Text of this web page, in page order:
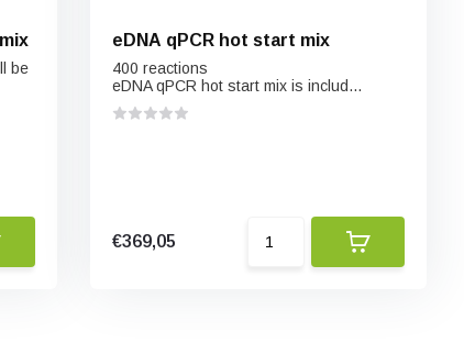
be
eDNA qPCR hot start mix
400 reactions
eDNA qPCR hot start mix is includ...
€369,05